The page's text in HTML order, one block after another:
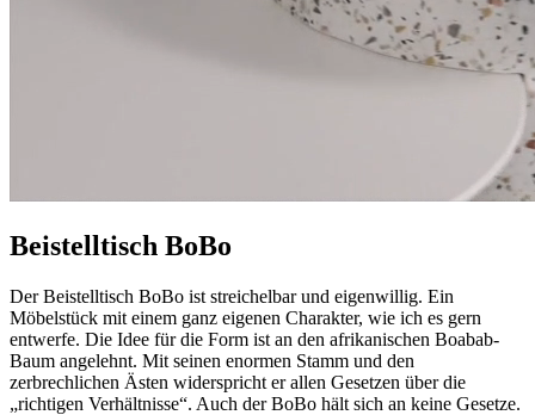
Beistelltisch BoBo
Der Beistelltisch BoBo ist streichelbar und eigenwillig. Ein
Möbelstück mit einem ganz eigenen Charakter, wie ich es gern
entwerfe. Die Idee für die Form ist an den afrikanischen Boabab-
Baum angelehnt. Mit seinen enormen Stamm und den
zerbrechlichen Ästen widerspricht er allen Gesetzen über die
„richtigen Verhältnisse“. Auch der BoBo hält sich an keine Gesetze.